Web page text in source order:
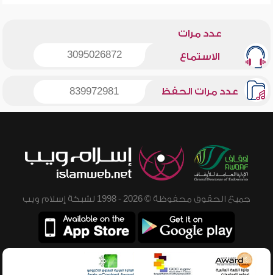
عدد مرات
الاستماع 3095026872
عدد مرات الحفظ 839972981
جميع الحقوق محفوظة © 2026 - 1998 لشبكة إسلام ويب